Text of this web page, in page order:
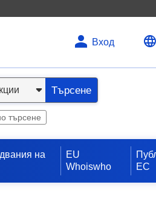
Вход
Търсене
търсене
на
EU
Whoiswho
ЕС